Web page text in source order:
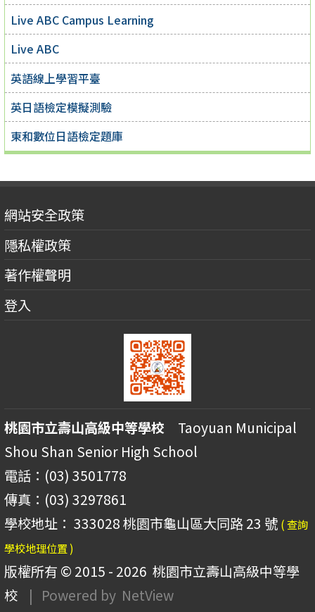
Live ABC Campus Learning
Live ABC
英語線上學習平臺
英日語檢定模擬測驗
東和數位日語檢定題庫
網站安全政策
隱私權政策
著作權聲明
登入
桃園市立壽山高級中等學校 Taoyuan Municipal
Shou Shan Senior High School
電話：(03) 3501778
傳真：(03) 3297861
學校地址： 333028 桃園市龜山區大同路 23 號 ( 查詢
學校地理位置 )
版權所有 © 2015 - 2026 桃園市立壽山高級中等學
校
| Powered by NetView